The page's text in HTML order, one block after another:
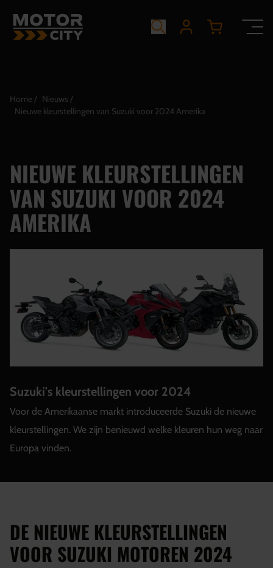
Home
Nieuws
Nieuwe kleurstellingen van Suzuki voor 2024 Amerika
NIEUWE KLEURSTELLINGEN
VAN SUZUKI VOOR 2024
AMERIKA
Suzuki's kleurstellingen voor 2024
Voor de Amerikaanse markt introduceerde Suzuki de nieuwe
kleurstellingen. We zijn benieuwd welke kleuren hun weg naar
Europa vinden.
DE NIEUWE KLEURSTELLINGEN
VOOR SUZUKI MOTOREN 2024